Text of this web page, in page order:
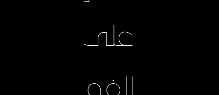
على